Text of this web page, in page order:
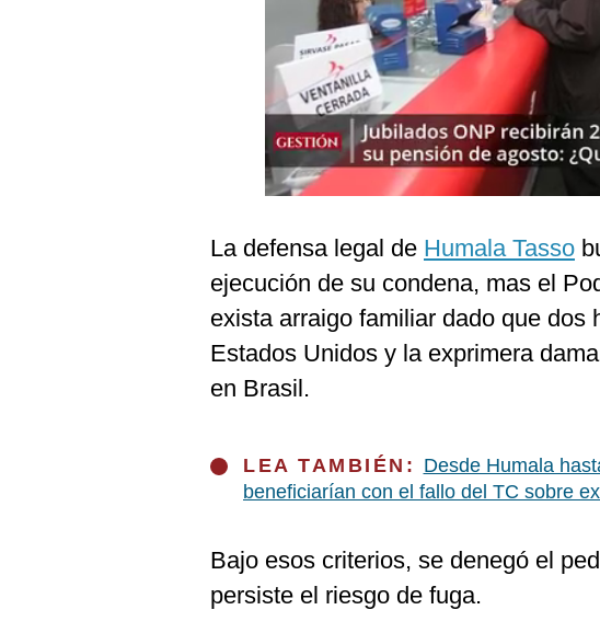
La defensa legal de Humala Tasso
ejecución de su condena, mas el
exista arraigo familiar dado que dos
Estados Unidos y la exprimera
en Brasil.
LEA TAMBIÉN: Desde Humala
beneficiarían con el fallo del TC sobre
Bajo esos criterios, se denegó el
persiste el riesgo de fuga.